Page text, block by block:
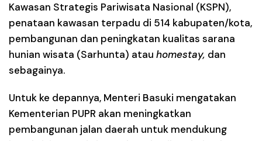
Kawasan Strategis Pariwisata Nasional (KSPN),
penataan kawasan terpadu di 514 kabupaten/kota,
pembangunan dan peningkatan kualitas sarana
hunian wisata (Sarhunta) atau homestay, dan
sebagainya.
Untuk ke depannya, Menteri Basuki mengatakan
Kementerian PUPR akan meningkatkan
pembangunan jalan daerah untuk mendukung